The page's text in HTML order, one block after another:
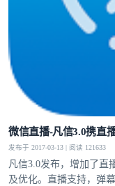
微信直播-凡信3.0携直
发布于 2017-03-13 | 阅读 121633
凡信3.0发布，增加了直
及优化。直播支持，弹